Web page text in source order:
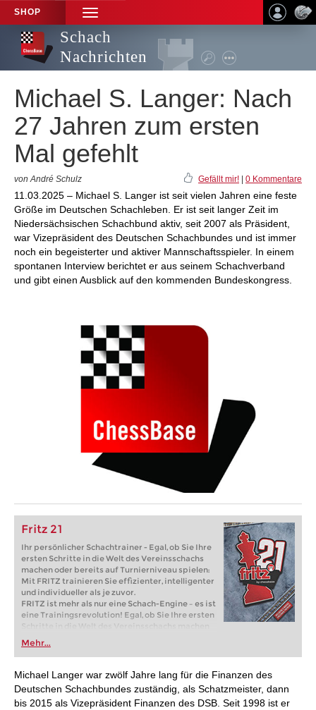
SHOP
TOGGLE
NAVIGATION
Schach
Nachrichten
Michael S. Langer: Nach
27 Jahren zum ersten
Mal gefehlt
von André Schulz Gefällt mir! 0 Kommentare
11.03.2025 – Michael S. Langer ist seit vielen Jahren eine feste
Größe im Deutschen Schachleben. Er ist seit langer Zeit im
Niedersächsischen Schachbund aktiv, seit 2007 als Präsident,
war Vizepräsident des Deutschen Schachbundes und ist immer
noch ein begeisterter und aktiver Mannschaftsspieler. In einem
spontanen Interview berichtet er aus seinem Schachverband
und gibt einen Ausblick auf den kommenden Bundeskongress.
Fritz 21
Ihr persönlicher Schachtrainer - Egal, ob Sie Ihre
ersten Schritte in die Welt des Vereinsschachs
machen oder bereits auf Turnierniveau spielen:
Mit FRITZ trainieren Sie effizienter, intelligenter
und individueller als je zuvor.
FRITZ ist mehr als nur eine Schach-Engine – es ist
eine Trainingsrevolution! Egal, ob Sie Ihre ersten
Schritte in die Welt des Vereinsschachs machen
oder bereits auf Turnierniveau spielen: Mit
FRITZ trainieren Sie effizienter, intelligenter und
individueller als je zuvor.
Mehr...
Michael Langer war zwölf Jahre lang für die Finanzen des
Deutschen Schachbundes zuständig, als Schatzmeister, dann
bis 2015 als Vizepräsident Finanzen des DSB. Seit 1998 ist er